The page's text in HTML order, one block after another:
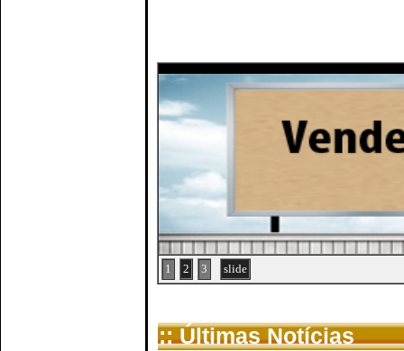
1 2 3 slide
:: Últimas Notícias